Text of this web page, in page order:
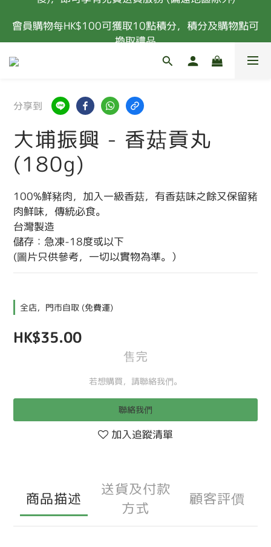
後)，即可享有免費送貨服務 (偏遠地區除外)
會員購物每HK$100可獲取10點積分，積分及購物點可
換取禮品
新會員首次消費 85折優惠 (特價，套餐及指定食材除
凡購物滿港幣$400或以上 (扣除所有優惠及購物金
後)，即可享有免費送貨服務 (偏遠地區除外)
分享到
大埔振興 - 香菇貢丸
(180g)
100%鮮豬肉，加入一級香菇，有香菇味之餘又保留豬
肉鮮味，傳統必食。
台灣製造
儲存：急凍-18度或以下
(圖片只供參考，一切以實物為準。）
全店，門市自取 (免費運)
HK$35.00
售完
若想購買，請聯絡我們。
聯絡我們
加入追蹤清單
商品描述
送貨及付款
方式
顧客評價